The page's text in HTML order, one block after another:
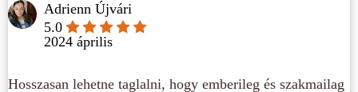
Adrienn Újvári
5.0
2024 április
Hosszasan lehetne taglalni, hogy emberileg és szakmailag